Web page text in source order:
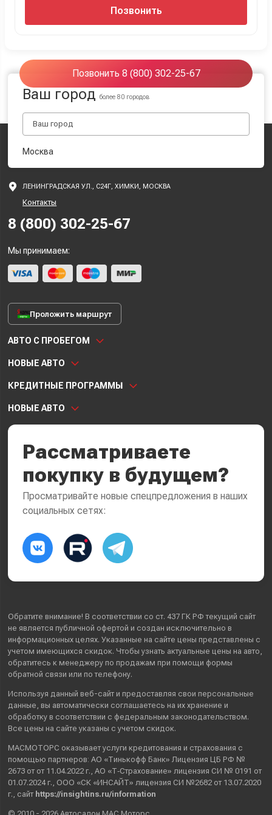
Позвонить
Позвонить 8 (800) 302-25-67
Ваш городболее 80 городов
Москва
ЛЕНИНГРАДСКАЯ УЛ., С24Г, ХИМКИ, МОСКВА
Контакты
8 (800) 302-25-67
Мы принимаем:
Проложить маршрут
АВТО С ПРОБЕГОМ
НОВЫЕ АВТО
КРЕДИТНЫЕ ПРОГРАММЫ
НОВЫЕ АВТО
Рассматриваете
покупку в будущем?
Просматривайте новые спецпредложения в наших
социальных сетях:
Обратите внимание! В соответствии со ст. 437 ГК РФ текущий сайт
не является публичной офертой и создан исключительно в
информационных целях. Указанные на сайте цены представлены с
учетом имеющихся скидок. Чтобы узнать актуальные цены на авто,
обратитесь к менеджеру по продажам при помощи формы
обратной связи или по телефону.
Используя данный веб-сайт и предоставляя свои персональные
данные , вы автоматически соглашаетесь на их хранение и
обработку в соответствии с федеральным законодательством.
Все цены на сайте указаны с учетом скидок.
МАСМОТОРС оказывает услуги кредитования и страхования с
помощью партнеров: АО «Тинькофф Банк» Лицензия ЦБ РФ №
2673 от от 11.04.2022 г., АО «Т‑Страхование» лицензия СИ № 0191 от
01.07.2024 г., ООО «СК «ИНСАЙТ» лицензия СИ №2682 от 13.07.2020
г., сайт https://insightins.ru/information